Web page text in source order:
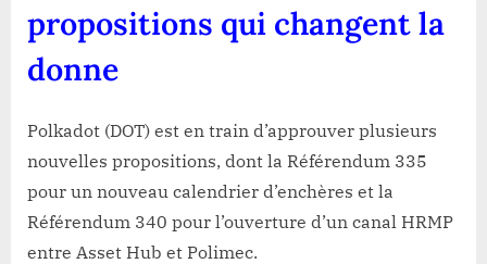
propositions qui changent la
donne
Polkadot (DOT) est en train d’approuver plusieurs
nouvelles propositions, dont la Référendum 335
pour un nouveau calendrier d’enchères et la
Référendum 340 pour l’ouverture d’un canal HRMP
entre Asset Hub et Polimec.